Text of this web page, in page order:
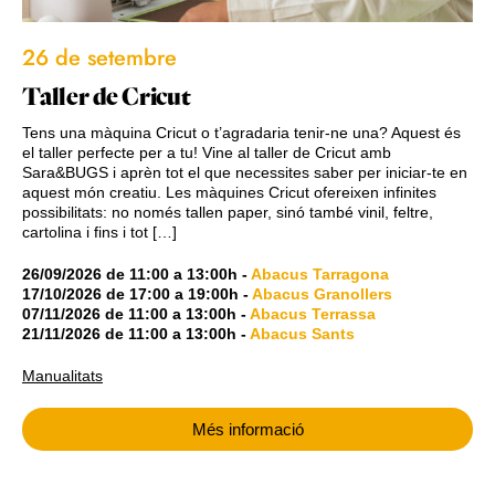
26 de setembre
Taller de Cricut
Tens una màquina Cricut o t’agradaria tenir-ne una? Aquest és
el taller perfecte per a tu! Vine al taller de Cricut amb
Sara&BUGS i aprèn tot el que necessites saber per iniciar-te en
aquest món creatiu. Les màquines Cricut ofereixen infinites
possibilitats: no només tallen paper, sinó també vinil, feltre,
cartolina i fins i tot […]
26/09/2026 de 11:00 a 13:00h -Abacus Tarragona
17/10/2026 de 17:00 a 19:00h -Abacus Granollers
07/11/2026 de 11:00 a 13:00h -Abacus Terrassa
21/11/2026 de 11:00 a 13:00h -Abacus Sants
Manualitats
Més informació